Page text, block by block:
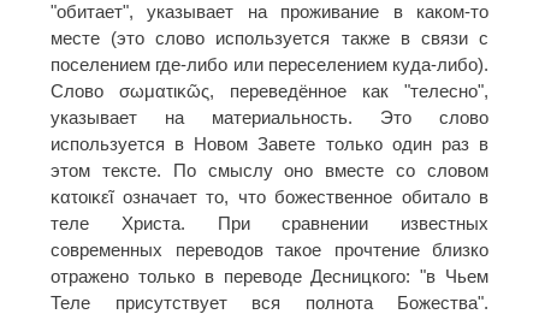
"обитает", указывает на проживание в каком-то
месте (это слово используется также в связи с
поселением где-либо или переселением куда-либо).
Слово σωματικῶς, переведённое как "телесно",
указывает на материальность. Это слово
используется в Новом Завете только один раз в
этом тексте. По смыслу оно вместе со словом
κατοικεῖ означает то, что божественное обитало в
теле Христа. При сравнении известных
современных переводов такое прочтение близко
отражено только в переводе Десницкого: "в Чьем
Теле присутствует вся полнота Божества".